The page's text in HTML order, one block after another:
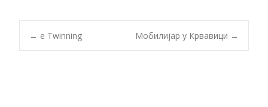
Post
← e Twinning Мобилијар у Крвавици →